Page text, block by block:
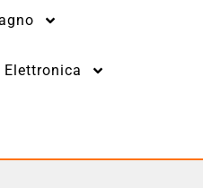
Elettronica